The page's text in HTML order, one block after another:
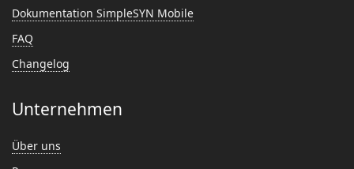
Dokumentation SimpleSYN Mobile
FAQ
Changelog
Unternehmen
Über uns